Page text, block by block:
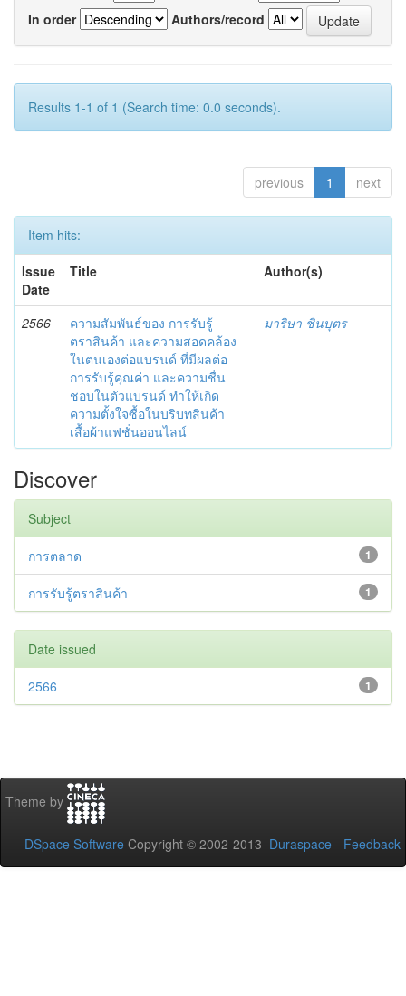
In order
Authors/record
Results 1-1 of 1 (Search time: 0.0 seconds).
previous 1 next
Item hits:
Issue
Date
Title Author(s)
2566
ความสัมพันธ์ของ การรับรู้
ตราสินค้า และความสอดคล้อง
ในตนเองต่อแบรนด์ ที่มีผลต่อ
การรับรู้คุณค่า และความชื่น
ชอบในตัวแบรนด์ ทำให้เกิด
ความตั้งใจซื้อในบริบทสินค้า
เสื้อผ้าแฟชั่นออนไลน์
มาริษา ชินบุตร
Discover
Subject
1
การตลาด
1
การรับรู้ตราสินค้า
Date issued
1
2566
Theme by
DSpace Software Copyright © 2002-2013 Duraspace - Feedback